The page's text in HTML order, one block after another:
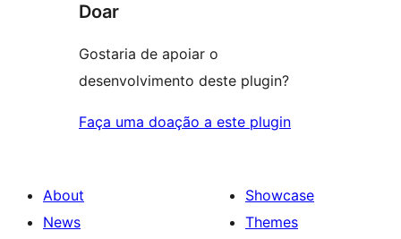
Doar
Gostaria de apoiar o
desenvolvimento deste plugin?
Faça uma doação a este plugin
About
News
Showcase
Themes